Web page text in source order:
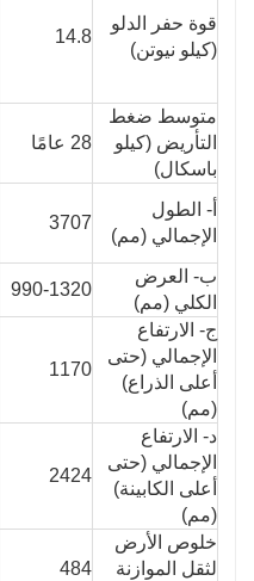
قوة حفر الدلو
(كيلو نيوتن)
14.8
متوسط ​​ضغط
التأريض (كيلو
باسكال)
28 عامًا
أ- الطول
الإجمالي (مم)
3707
ب- العرض
الكلي (مم)
990-1320
ج- الارتفاع
الإجمالي (حتى
أعلى الذراع)
(مم)
1170
د- الارتفاع
الإجمالي (حتى
أعلى الكابينة)
(مم)
2424
خلوص الأرض
لثقل الموازنة
484